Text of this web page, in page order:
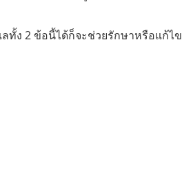
ทั้ง 2 ข้อนี้ได้ก็จะช่วยรักษาหรือแก้ไข